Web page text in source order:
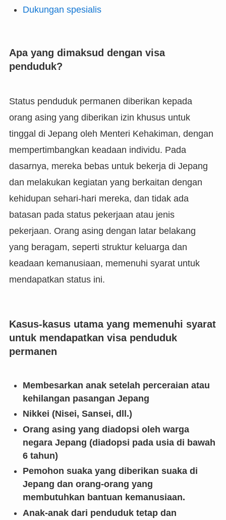
Dukungan spesialis
Apa yang dimaksud dengan visa
penduduk?
Status penduduk permanen diberikan kepada
orang asing yang diberikan izin khusus untuk
tinggal di Jepang oleh Menteri Kehakiman, dengan
mempertimbangkan keadaan individu. Pada
dasarnya, mereka bebas untuk bekerja di Jepang
dan melakukan kegiatan yang berkaitan dengan
kehidupan sehari-hari mereka, dan tidak ada
batasan pada status pekerjaan atau jenis
pekerjaan. Orang asing dengan latar belakang
yang beragam, seperti struktur keluarga dan
keadaan kemanusiaan, memenuhi syarat untuk
mendapatkan status ini.
Kasus-kasus utama yang memenuhi syarat
untuk mendapatkan visa penduduk
permanen
Membesarkan anak setelah perceraian atau
kehilangan pasangan Jepang
Nikkei (Nisei, Sansei, dll.)
Orang asing yang diadopsi oleh warga
negara Jepang (diadopsi pada usia di bawah
6 tahun)
Pemohon suaka yang diberikan suaka di
Jepang dan orang-orang yang
membutuhkan bantuan kemanusiaan.
Anak-anak dari penduduk tetap dan